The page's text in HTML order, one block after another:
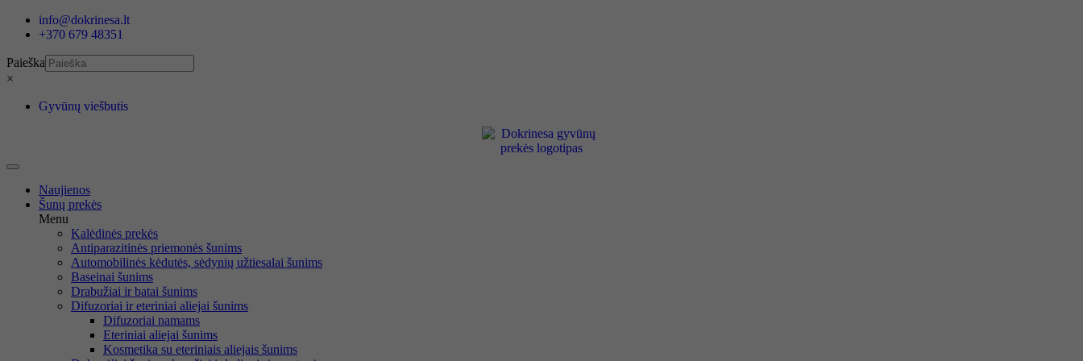
info@dokrinesa.lt
+370 679 48351
Paieška
×
Gyvūnų viešbutis
Naujienos
Šunų prekės
Menu
Kalėdinės prekės
Antiparazitinės priemonės šunims
Automobilinės kėdutės, sėdynių užtiesalai šunims
Baseinai šunims
Drabužiai ir batai šunims
Difuzoriai ir eteriniai aliejai šunims
Difuzoriai namams
Eteriniai aliejai šunims
Kosmetika su eteriniais aliejais šunims